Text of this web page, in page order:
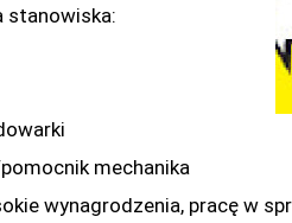
stanowiska:
mechanika
wynagrodzenia, pracę w